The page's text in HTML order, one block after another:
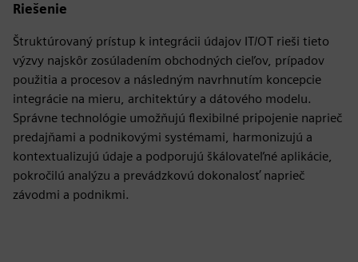
Riešenie
Štruktúrovaný prístup k integrácii údajov IT/OT rieši tieto
výzvy najskôr zosúladením obchodných cieľov, prípadov
použitia a procesov a následným navrhnutím koncepcie
integrácie na mieru, architektúry a dátového modelu.
Správne technológie umožňujú flexibilné pripojenie naprieč
predajňami a podnikovými systémami, harmonizujú a
kontextualizujú údaje a podporujú škálovateľné aplikácie,
pokročilú analýzu a prevádzkovú dokonalosť naprieč
závodmi a podnikmi.